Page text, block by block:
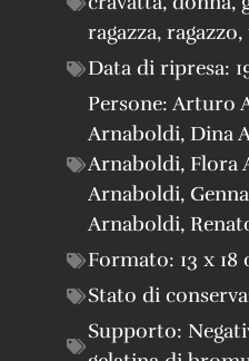
ragazza, ragazzo,
Data di ripresa:
Persone: Arturo
Arnaboldi, Dina
Arnaboldi, Flora
Arnaboldi,
Arnaboldi,
Formato: 13 x
Stato di
Supporto: